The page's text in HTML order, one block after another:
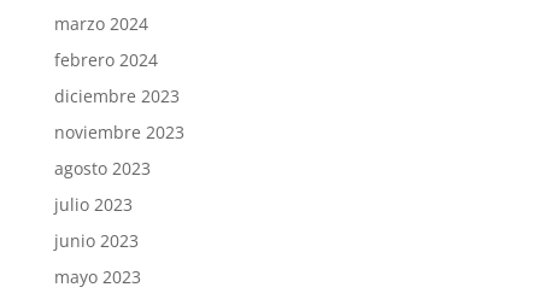
marzo 2024
febrero 2024
diciembre 2023
noviembre 2023
agosto 2023
julio 2023
junio 2023
mayo 2023